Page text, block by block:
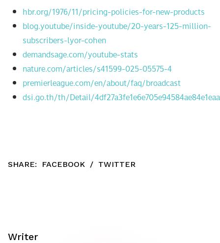
hbr.org/1976/11/pricing-policies-for-new-products
blog.youtube/inside-youtube/20-years-125-million-
subscribers-lyor-cohen
demandsage.com/youtube-stats
nature.com/articles/s41599-025-05575-4
premierleague.com/en/about/faq/broadcast
dsi.go.th/th/Detail/
SHARE: FACEBOOK / TWITTER
Writer